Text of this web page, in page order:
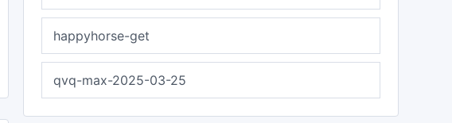
happyhorse-get
qvq-max-2025-03-25